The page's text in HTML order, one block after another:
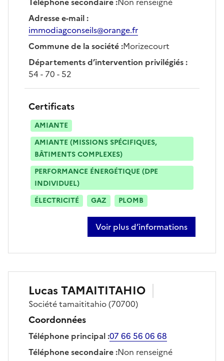
Adresse e-mail:
immodiagconseils@orange.fr
Commune de la société:Morizecourt
Départements d’intervention privilégiés:
54 - 70 - 52
Certificats
AMIANTE
AMIANTE (MISSIONS SPÉCIFIQUES,
BÂTIMENTS COMPLEXES)
PERFORMANCE ÉNERGÉTIQUE (DPE
INDIVIDUEL)
ÉLECTRICITÉ
GAZ PLOMB
Voir plus d’informations
sur jean louis foret
Lucas TAMAITITAHIO
Sociététamaititahio(70700)
Coordonnées
Téléphone principal:07 66 56 06 68
Téléphone secondaire:Non renseigné